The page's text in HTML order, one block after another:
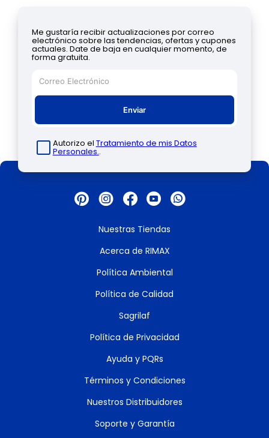
Me gustaría recibir actualizaciones por correo
electrónico sobre las tendencias, ofertas y cupones
actuales. Date de baja en cualquier momento, de
forma gratuita.
Enviar
Autorizo el Tratamiento de mis Datos
Personales..
Nuestras Tiendas
Acerca de RIMAX
Política Ambiental
Política de Calidad
Sagrilaf
Política de Privacidad
Ayuda y PQRs
Términos y Condiciones
Nuestros Distribuidores
Soporte y Garantía